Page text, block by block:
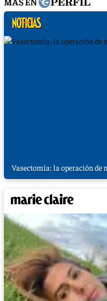
Vasectomía: la operación de